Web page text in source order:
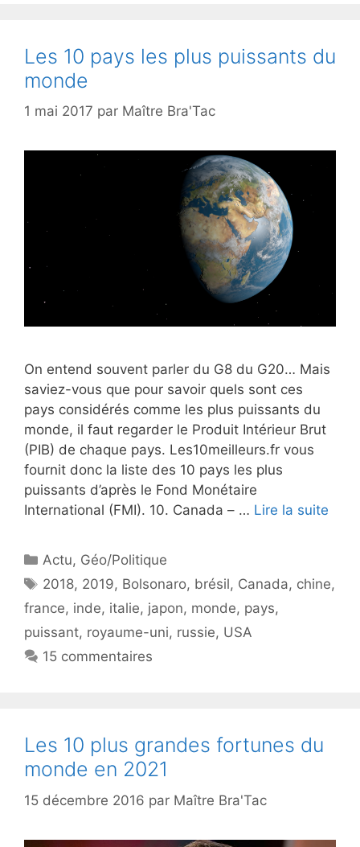
Les 10 pays les plus puissants du
monde
1 mai 2017 par Maître Bra'Tac
On entend souvent parler du G8 du G20… Mais
saviez-vous que pour savoir quels sont ces
pays considérés comme les plus puissants du
monde, il faut regarder le Produit Intérieur Brut
(PIB) de chaque pays. Les10meilleurs.fr vous
fournit donc la liste des 10 pays les plus
puissants d’après le Fond Monétaire
International (FMI). 10. Canada – … Lire la suite
Catégories
Actu, Géo/Politique
Étiquettes
2018, 2019, Bolsonaro, brésil, Canada, chine,
france, inde, italie, japon, monde, pays,
puissant, royaume-uni, russie, USA
15 commentaires
Les 10 plus grandes fortunes du
monde en 2021
15 décembre 2016 par Maître Bra'Tac